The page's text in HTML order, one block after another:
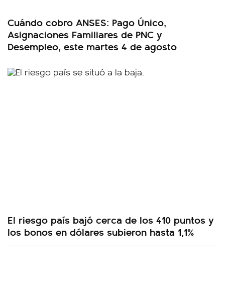
Cuándo cobro ANSES: Pago Único,
Asignaciones Familiares de PNC y
Desempleo, este martes 4 de agosto
El riesgo país bajó cerca de los 410 puntos y
los bonos en dólares subieron hasta 1,1%